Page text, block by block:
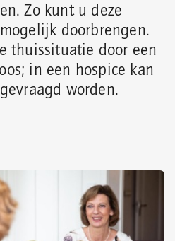
Zo kunt u deze
doorbrengen.
thuissituatie door een
in een hospice kan
worden.